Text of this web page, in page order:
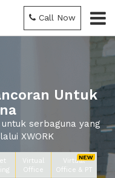
Call Now
Untuk
serbaguna yang
XWORK
Virtual
Office
Virtual
Office & PT